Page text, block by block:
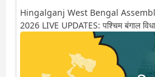
Hingalganj West Bengal
2026 LIVE UPDATES: पश्चिम बंगाल
अगले कुछ ही देर में शुरू होने वाली है. यहां
कौन पीछे से लेकर किस तरफ जा रहें है
रही हर एक हलचल की अपडेट वो भी रियल